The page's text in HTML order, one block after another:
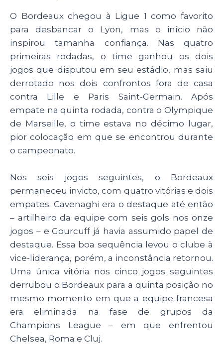
O Bordeaux chegou à Ligue 1 como favorito
para desbancar o Lyon, mas o início não
inspirou tamanha confiança. Nas quatro
primeiras rodadas, o time ganhou os dois
jogos que disputou em seu estádio, mas saiu
derrotado nos dois confrontos fora de casa
contra Lille e Paris Saint-Germain. Após
empate na quinta rodada, contra o Olympique
de Marseille, o time estava no décimo lugar,
pior colocação em que se encontrou durante
o campeonato.
Nos seis jogos seguintes, o Bordeaux
permaneceu invicto, com quatro vitórias e dois
empates. Cavenaghi era o destaque até então
– artilheiro da equipe com seis gols nos onze
jogos – e Gourcuff já havia assumido papel de
destaque. Essa boa sequência levou o clube à
vice-liderança, porém, a inconstância retornou.
Uma única vitória nos cinco jogos seguintes
derrubou o Bordeaux para a quinta posição no
mesmo momento em que a equipe francesa
era eliminada na fase de grupos da
Champions League – em que enfrentou
Chelsea, Roma e Cluj.